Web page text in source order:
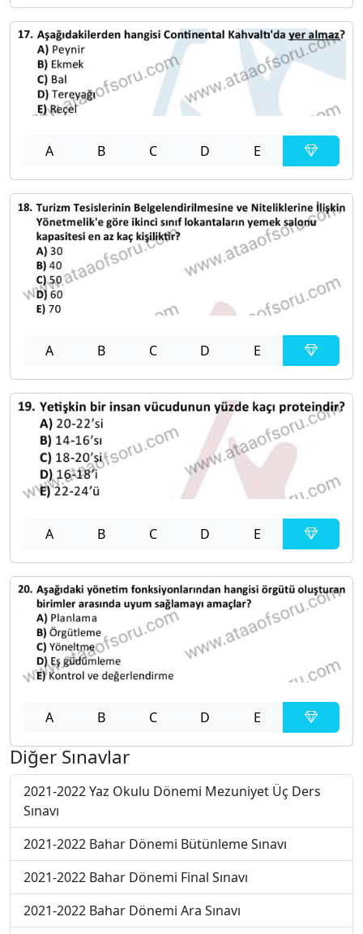
A B C D E
A B C D E
A B C D E
A B C D E
Diğer Sınavlar
2021-2022 Yaz Okulu Dönemi Mezuniyet Üç Ders
Sınavı
2021-2022 Bahar Dönemi Bütünleme Sınavı
2021-2022 Bahar Dönemi Final Sınavı
2021-2022 Bahar Dönemi Ara Sınavı